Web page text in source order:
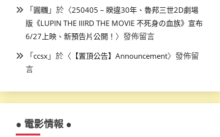
「圓糰 」於〈250405 – 睽違30年、魯邦三世2D劇場
版《LUPIN THE IIIRD THE MOVIE 不死身の血族》宣布
6/27上映、新預告片公開！ 〉發佈留言
「ccsx 」於〈 【置頂公告】Announcement〉發佈留
言
● 電影情報 ●